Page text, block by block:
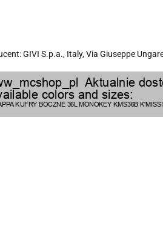
GIVI S.p.a., Italy, Via Giuseppe